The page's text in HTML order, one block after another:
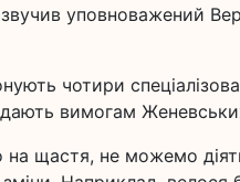
уповноважений
чотири
вимогам
щастя, не можемо